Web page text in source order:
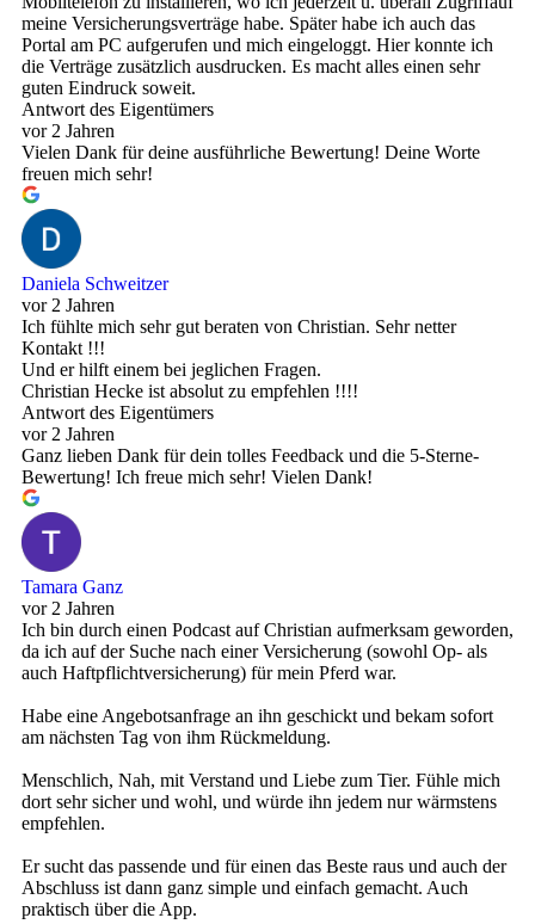
meine Versicherungsverträge habe. Später habe ich auch das
Portal am PC aufgerufen und mich eingeloggt. Hier konnte ich
die Verträge zusätzlich ausdrucken. Es macht alles einen sehr
guten Eindruck soweit.
Antwort des Eigentümers
vor 2 Jahren
Vielen Dank für deine ausführliche Bewertung! Deine Worte
freuen mich sehr!
Daniela Schweitzer
vor 2 Jahren
Ich fühlte mich sehr gut beraten von Christian. Sehr netter
Kontakt !!!
Und er hilft einem bei jeglichen Fragen.
Christian Hecke ist absolut zu empfehlen !!!!
Antwort des Eigentümers
vor 2 Jahren
Ganz lieben Dank für dein tolles Feedback und die 5-Sterne-
Bewertung! Ich freue mich sehr! Vielen Dank!
Tamara Ganz
vor 2 Jahren
Ich bin durch einen Podcast auf Christian aufmerksam geworden,
da ich auf der Suche nach einer Versicherung (sowohl Op- als
auch Haftpflichtversicherung) für mein Pferd war.
Habe eine Angebotsanfrage an ihn geschickt und bekam sofort
am nächsten Tag von ihm Rückmeldung.
Menschlich, Nah, mit Verstand und Liebe zum Tier. Fühle mich
dort sehr sicher und wohl, und würde ihn jedem nur wärmstens
empfehlen.
Er sucht das passende und für einen das Beste raus und auch der
Abschluss ist dann ganz simple und einfach gemacht. Auch
praktisch über die App.